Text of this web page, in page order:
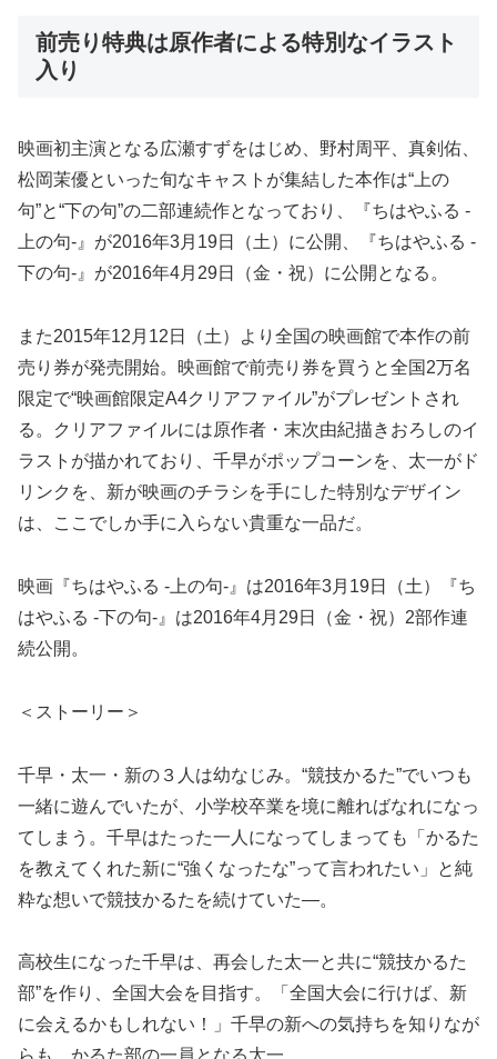
前売り特典は原作者による特別なイラスト
入り
映画初主演となる広瀬すずをはじめ、野村周平、真剣佑、
松岡茉優といった旬なキャストが集結した本作は“上の
句”と“下の句”の二部連続作となっており、『ちはやふる -
上の句-』が2016年3月19日（土）に公開、『ちはやふる -
下の句-』が2016年4月29日（金・祝）に公開となる。
また2015年12月12日（土）より全国の映画館で本作の前
売り券が発売開始。映画館で前売り券を買うと全国2万名
限定で“映画館限定A4クリアファイル”がプレゼントされ
る。クリアファイルには原作者・末次由紀描きおろしのイ
ラストが描かれており、千早がポップコーンを、太一がド
リンクを、新が映画のチラシを手にした特別なデザイン
は、ここでしか手に入らない貴重な一品だ。
映画『ちはやふる -上の句-』は2016年3月19日（土）『ち
はやふる -下の句-』は2016年4月29日（金・祝）2部作連
続公開。
＜ストーリー＞
千早・太一・新の３人は幼なじみ。“競技かるた”でいつも
一緒に遊んでいたが、小学校卒業を境に離ればなれになっ
てしまう。千早はたった一人になってしまっても「かるた
を教えてくれた新に“強くなったな”って言われたい」と純
粋な想いで競技かるたを続けていた―。
高校生になった千早は、再会した太一と共に“競技かるた
部”を作り、全国大会を目指す。「全国大会に行けば、新
に会えるかもしれない！」千早の新への気持ちを知りなが